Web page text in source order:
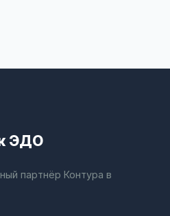
ЭДО
партнёр Контура в